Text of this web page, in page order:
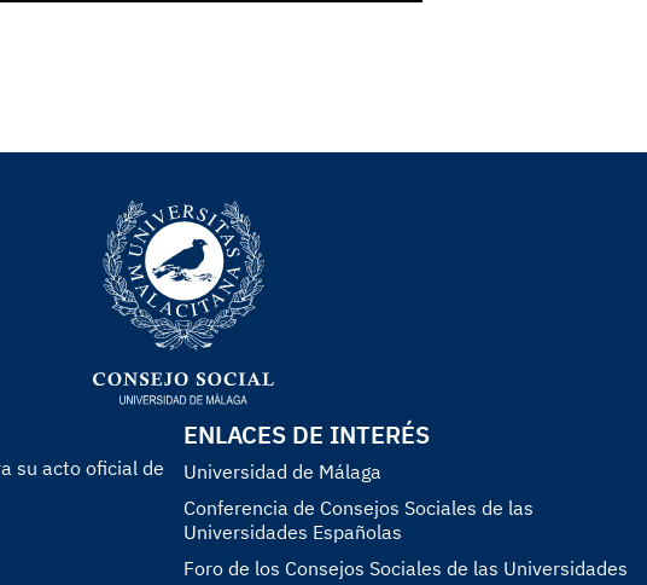
su acto oficial de
ENLACES DE INTERÉS
Universidad de Málaga
Conferencia de Consejos Sociales de las
Universidades Españolas
Foro de los Consejos Sociales de las Universidades